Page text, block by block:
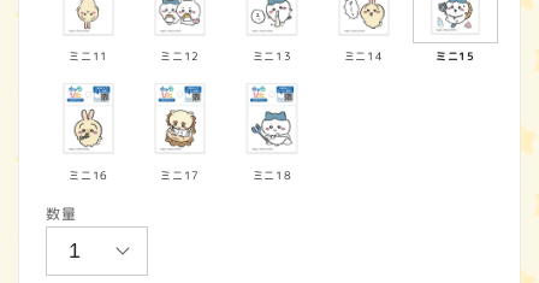
ミニ11 ミニ12 ミニ13 ミニ14 ミニ15
ミニ16 ミニ17 ミニ18
数量